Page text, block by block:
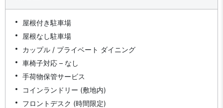
屋根付き駐車場
屋根なし駐車場
カップル / プライベート ダイニング
車椅子対応 – なし
手荷物保管サービス
コインランドリー (敷地内)
フロントデスク (時間限定)